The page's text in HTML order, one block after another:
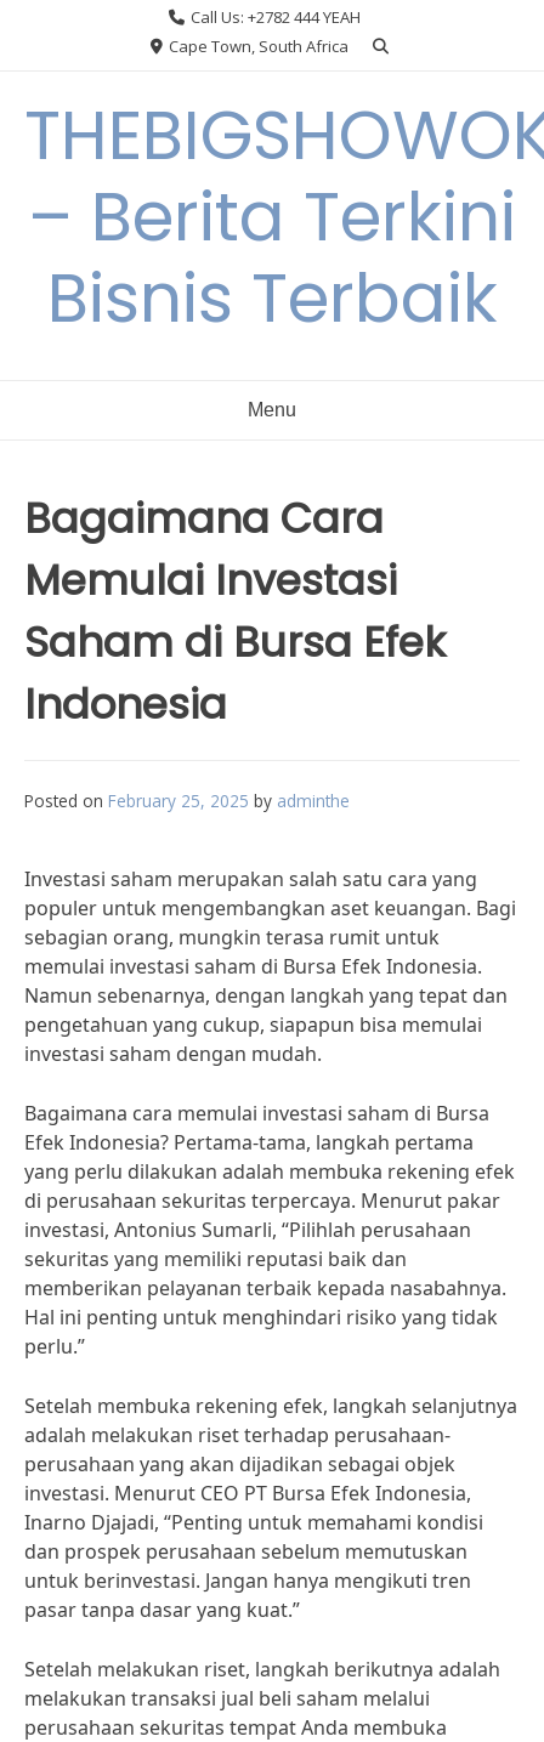
Call Us: +2782 444 YEAH
Cape Town, South Africa
– Berita Terkini
Bisnis Terbaik
Menu
Bagaimana Cara
Memulai Investasi
Saham di Bursa Efek
Indonesia
Posted on February 25, 2025 by adminthe
Investasi saham merupakan salah satu cara yang
populer untuk mengembangkan aset keuangan. Bagi
sebagian orang, mungkin terasa rumit untuk
memulai investasi saham di Bursa Efek Indonesia.
Namun sebenarnya, dengan langkah yang tepat dan
pengetahuan yang cukup, siapapun bisa memulai
investasi saham dengan mudah.
Bagaimana cara memulai investasi saham di Bursa
Efek Indonesia? Pertama-tama, langkah pertama
yang perlu dilakukan adalah membuka rekening efek
di perusahaan sekuritas terpercaya. Menurut pakar
investasi, Antonius Sumarli, “Pilihlah perusahaan
sekuritas yang memiliki reputasi baik dan
memberikan pelayanan terbaik kepada nasabahnya.
Hal ini penting untuk menghindari risiko yang tidak
perlu.”
Setelah membuka rekening efek, langkah selanjutnya
adalah melakukan riset terhadap perusahaan-
perusahaan yang akan dijadikan sebagai objek
investasi. Menurut CEO PT Bursa Efek Indonesia,
Inarno Djajadi, “Penting untuk memahami kondisi
dan prospek perusahaan sebelum memutuskan
untuk berinvestasi. Jangan hanya mengikuti tren
pasar tanpa dasar yang kuat.”
Setelah melakukan riset, langkah berikutnya adalah
melakukan transaksi jual beli saham melalui
perusahaan sekuritas tempat Anda membuka